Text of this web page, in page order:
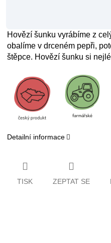
Hovězí šunku vyrábíme z
obalíme v drceném pepři,
štěpce. Hovězí šunku si
Detailní informace
TISK ZEPTAT SE